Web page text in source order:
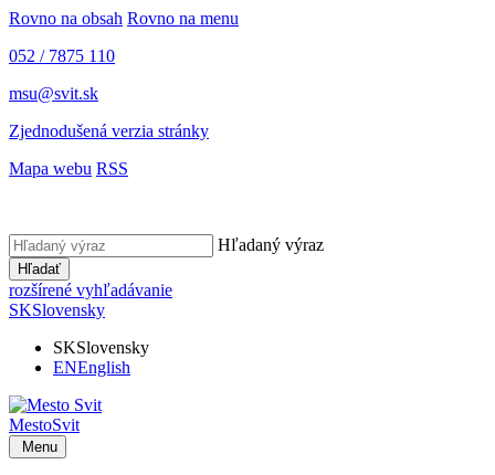
Rovno na obsah Rovno na menu
052 / 7875 110
msu@svit.sk
Zjednodušená verzia stránky
Mapa webu RSS
Hľadaný výraz
Hľadať
rozšírené vyhľadávanie
SKSlovensky
SKSlovensky
ENEnglish
MestoSvit
Menu